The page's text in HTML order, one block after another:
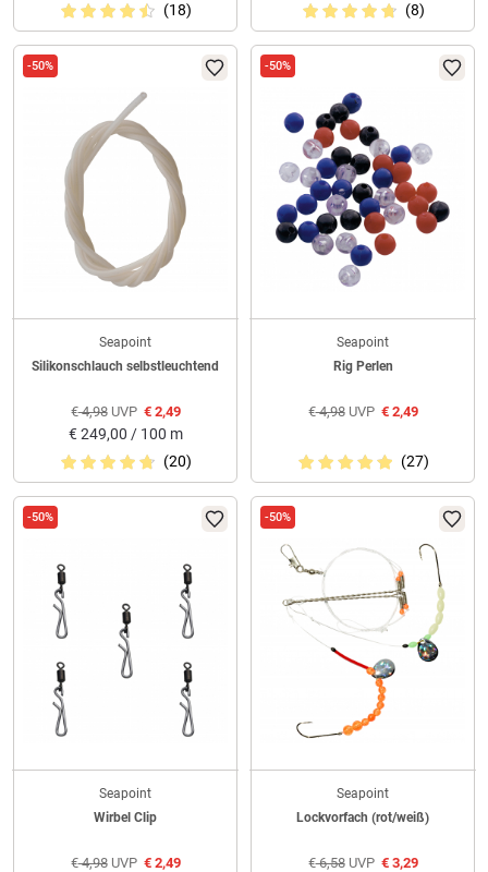
(18) (8)
-50%
Seapoint
Silikonschlauch selbstleuchtend
€4,98UVP €2,49
€ 249,00 / 100 m
(20)
-50%
Seapoint
Rig Perlen
€4,98UVP €2,49
(27)
-50%
Seapoint
Wirbel Clip
€4,98UVP €2,49
-50%
Seapoint
Lockvorfach (rot/weiß)
€6,58UVP €3,29